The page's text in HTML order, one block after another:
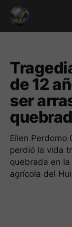
de 12
ser
Eilen Perdomo
perdió la vida
quebrada en
agrícola del